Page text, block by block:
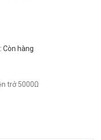
: Còn hàng
và điện trở 5000Ω